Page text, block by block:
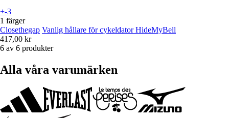
+-3
1 färger
Closethegap Vanlig hållare för cykeldator HideMyBell
417,00 kr
6 av 6 produkter
Alla våra varumärken